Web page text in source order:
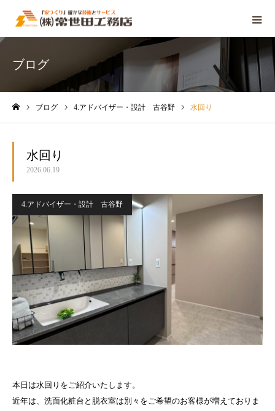
ブログ
ブログ 4.アドバイザー・設計 古谷野 水回り
水回り
2026.06.19
4.アドバイザー・設計 古谷野
本日は水回りをご紹介いたします。
近年は、洗面化粧台と脱衣室は別々をご希望のお客様が増えておりま